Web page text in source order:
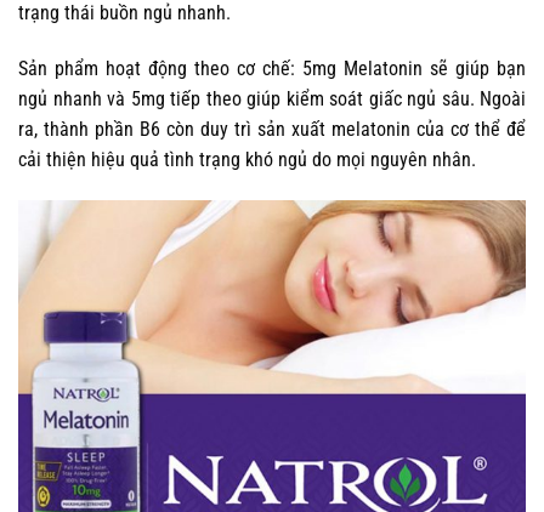
trạng thái buồn ngủ nhanh.
Sản phẩm hoạt động theo cơ chế: 5mg Melatonin sẽ giúp bạn
ngủ nhanh và 5mg tiếp theo giúp kiểm soát giấc ngủ sâu. Ngoài
ra, thành phần B6 còn duy trì sản xuất melatonin của cơ thể để
cải thiện hiệu quả tình trạng khó ngủ do mọi nguyên nhân.